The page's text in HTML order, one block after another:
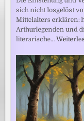
sich nicht losgelöst
Mittelalters erklären:
Arthurlegenden und
literarische…